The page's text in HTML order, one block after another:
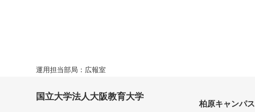
運用担当部局：広報室
国立大学法人大阪教育大学
柏原キャンパス